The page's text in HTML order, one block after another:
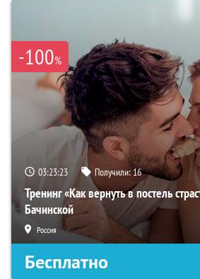
-100%
03:23:22 Получили:16
Тренинг «Как вернуть в постель
Бачинской
Россия
Бесплатно